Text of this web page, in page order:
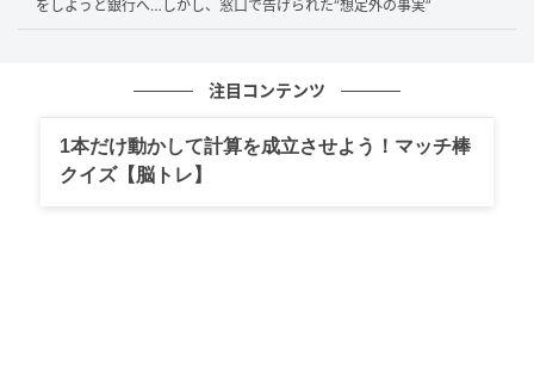
新NISAと小規模企業共済の違い
小規模企業共済は、個人事業主や会社役員などが将来
の退職金代わりに備える制度であり、次のようなメリ
ットがあります。
をしようと銀行へ…しかし、窓口で告げられた“想定外の事実”
注目コンテンツ
1本だけ動かして計算を成立させよう！マッチ棒
クイズ【脳トレ】